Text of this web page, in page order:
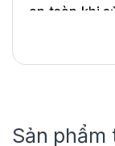
an toàn khi
Sản phẩm